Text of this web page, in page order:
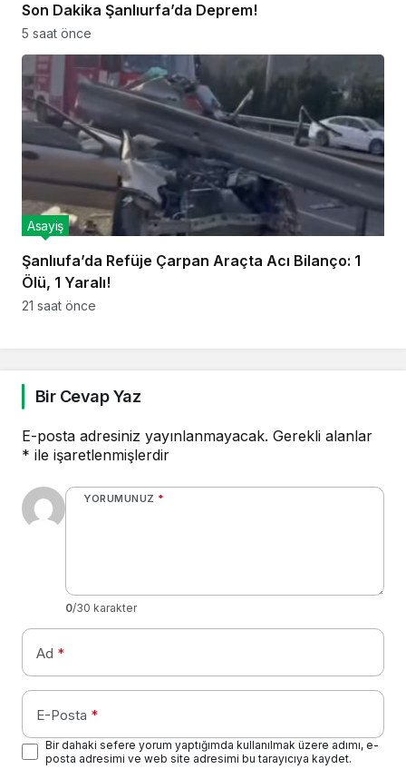
Son Dakika Şanlıurfa’da Deprem!
5 saat önce
Şanlıufa’da Refüje Çarpan Araçta Acı Bilanço: 1
Ölü, 1 Yaralı!
Asayiş
21 saat önce
Bir Cevap Yaz
E-posta adresiniz yayınlanmayacak. Gerekli alanlar
* ile işaretlenmişlerdir
YORUMUNUZ *
0/30 karakter
Ad *
E-Posta *
Bir dahaki sefere yorum yaptığımda kullanılmak üzere adımı, e-
posta adresimi ve web site adresimi bu tarayıcıya kaydet.